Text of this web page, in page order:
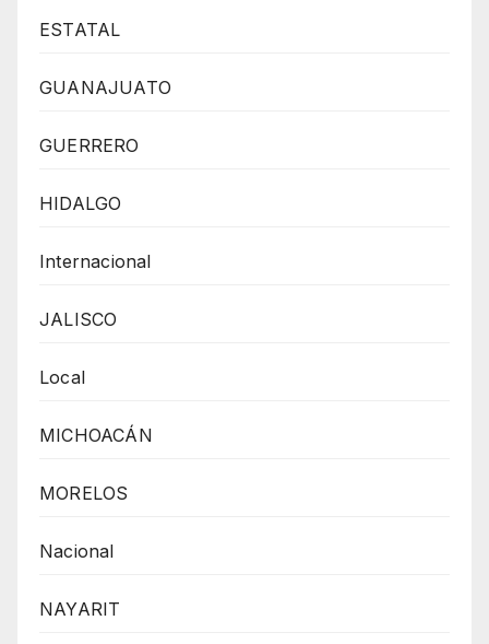
ESTATAL
GUANAJUATO
GUERRERO
HIDALGO
Internacional
JALISCO
Local
MICHOACÁN
MORELOS
Nacional
NAYARIT